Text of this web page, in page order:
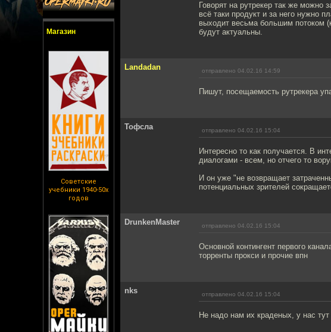
Магазин
Советские
учебники 1940-50х
годов
Говорят на рутрекер так же можно
всё таки продукт и за него нужно
выходит весьма большим потоком
будут актуальны.
Landadan отправлено 04.02.16 14:59
Пишут, посещаемость рутрекера
Тофсла отправлено 04.02.16 15:04
Интересно то как получается. В
диалогами - всем, но отчего то
И он уже "не возвращает
потенциальных зрителей
DrunkenMaster отправлено 04.02.16 15:04
Основной контингент первого
торренты прокси и прочие впн
nks отправлено 04.02.16 15:04
Не надо нам их краденых, у нас